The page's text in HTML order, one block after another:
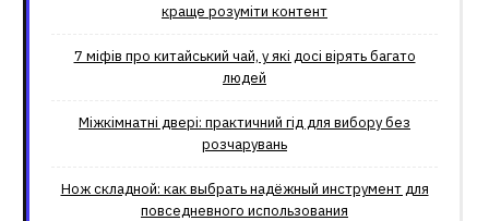
краще розуміти контент
7 міфів про китайський чай, у які досі вірять багато
людей
Міжкімнатні двері: практичний гід для вибору без
розчарувань
Нож складной: как выбрать надёжный инструмент для
повседневного использования